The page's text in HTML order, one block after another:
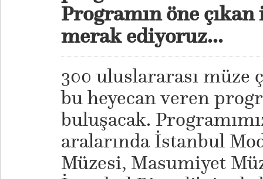
Programın öne
merak ediyoruz...
300 uluslararası müze
bu heyecan veren
buluşacak.
aralarında İstanbul
Müzesi, Masumiyet